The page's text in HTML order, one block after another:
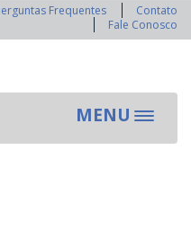
Frequentes
Contato
Fale Conosco
MENU
Toggle